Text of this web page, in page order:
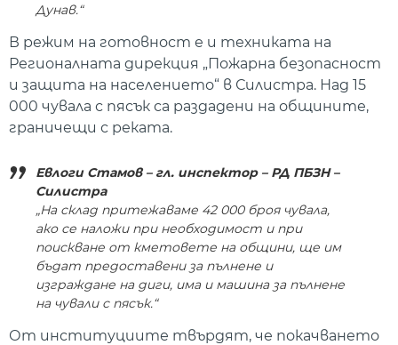
Дунав.“
В режим на готовност е и техниката на
Регионалната дирекция „Пожарна безопасност
и защита на населението“ в Силистра. Над 15
000 чувала с пясък са раздадени на общините,
граничещи с реката.
Евлоги Стамов – гл. инспектор – РД ПБЗН –
Силистра
„На склад притежаваме 42 000 броя чувала,
ако се наложи при необходимост и при
поискване от кметовете на общини, ще им
бъдат предоставени за пълнене и
изграждане на диги, има и машина за пълнене
на чували с пясък.“
От институциите твърдят, че покачването